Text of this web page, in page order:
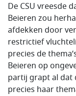
De CSU vreesde
Beieren zou
afdekken door
restrictief
precies de
Beieren op
partij grapt al dat
precies haar